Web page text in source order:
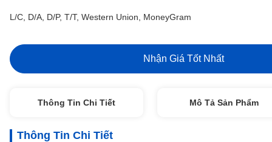
L/C, D/A, D/P, T/T, Western Union, MoneyGram
Nhận Giá Tốt Nhất
Thông Tin Chi Tiết Mô Tả Sản Phẩm
Thông Tin Chi Tiết